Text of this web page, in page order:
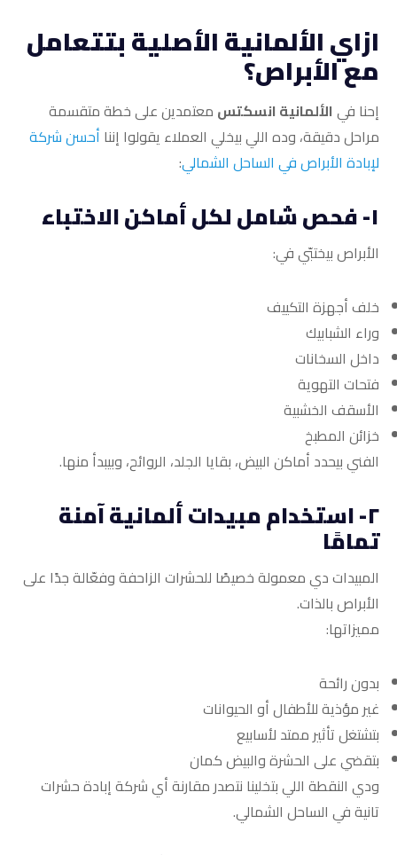
ازاي الألمانية الأصلية بتتعامل
مع الأبراص؟
إحنا في الألمانية انسكتس معتمدين على خطة متقسمة
مراحل دقيقة، وده اللي بيخلي العملاء يقولوا إننا أحسن شركة
لإبادة الأبراص في الساحل الشمالي:
١- فحص شامل لكل أماكن الاختباء
الأبراص بيختبّي في:
خلف أجهزة التكييف
وراء الشبابيك
داخل السخانات
فتحات التهوية
الأسقف الخشبية
خزائن المطبخ
الفني بيحدد أماكن البيض، بقايا الجلد، الروائح، وبيبدأ منها.
٢- استخدام مبيدات ألمانية آمنة
تمامًا
المبيدات دي معمولة خصيصًا للحشرات الزاحفة وفعّالة جدًا على
الأبراص بالذات.
مميزاتها:
بدون رائحة
غير مؤذية للأطفال أو الحيوانات
بتشتغل تأثير ممتد لأسابيع
بتقضي على الحشرة والبيض كمان
ودي النقطة اللي بتخلينا نتصدر مقارنة أي شركة إبادة حشرات
تانية في الساحل الشمالي.